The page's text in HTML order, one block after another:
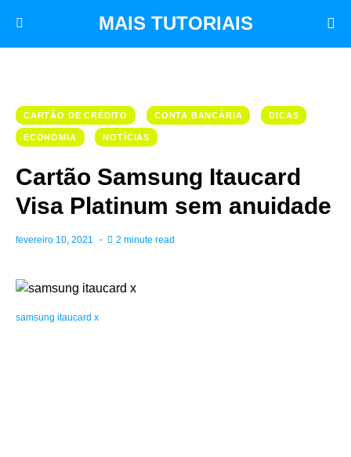
MAIS TUTORIAIS
CARTÃO DE CRÉDITO CONTA BANCÁRIA DICAS
ECONOMIA NOTÍCIAS
Cartão Samsung Itaucard
Visa Platinum sem anuidade
fevereiro 10, 2021 2 minute read
samsung itaucard x